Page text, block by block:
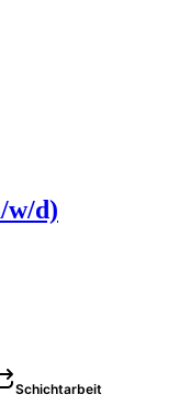
w/d)
Schichtarbeit